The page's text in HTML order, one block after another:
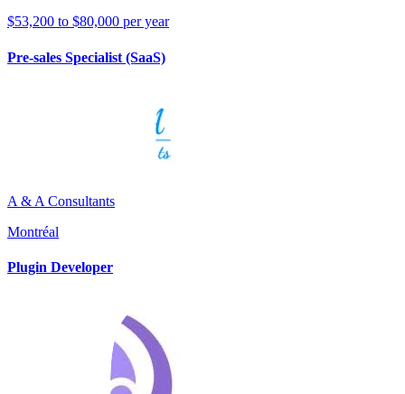
$53,200 to $80,000 per year
Pre-sales Specialist (SaaS)
A & A Consultants
Montréal
Plugin Developer